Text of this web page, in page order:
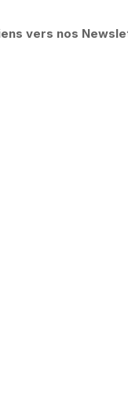
vers nos